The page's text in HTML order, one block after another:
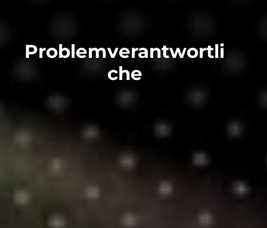
Problemverantwortli
che